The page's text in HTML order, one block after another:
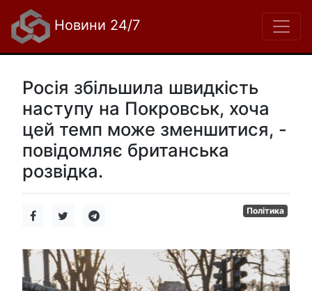
Новини 24/7
Росія збільшила швидкість
наступу на Покровськ, хоча
цей темп може зменшитися, -
повідомляє британська
розвідка.
Політика